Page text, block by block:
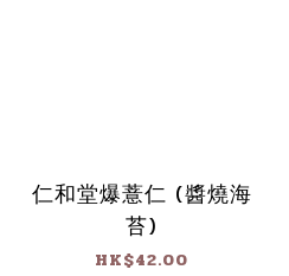
仁和堂爆薏仁 (醬燒海
苔)
HK$42.00